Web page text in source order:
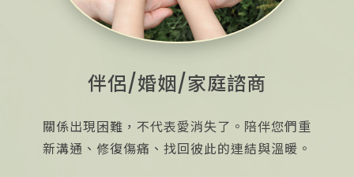
伴侶/婚姻/家庭諮商
關係出現困難，不代表愛消失了。陪伴您們重
新溝通、修復傷痛、找回彼此的連結與溫暖。